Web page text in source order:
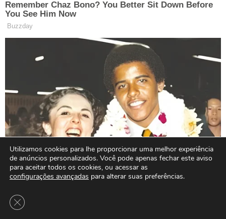
Utilizamos cookies para lhe proporcionar uma melhor experiência
de anúncios personalizados. Você pode apenas fechar este aviso
para aceitar todos os cookies, ou acessar as
configurações avançadas para alterar suas preferências.
Close GDPR Cookie Banner